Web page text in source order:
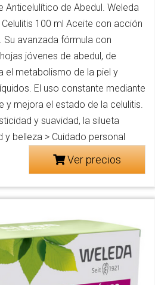
Anticelulítico de Abedul. Weleda
100 ml Aceite con acción
avanzada fórmula con
jóvenes de abedul, de
el metabolismo de la piel y
El uso constante mediante
y mejora el estado de la celulitis.
y suavidad, la silueta
y belleza > Cuidado personal
Ver precios